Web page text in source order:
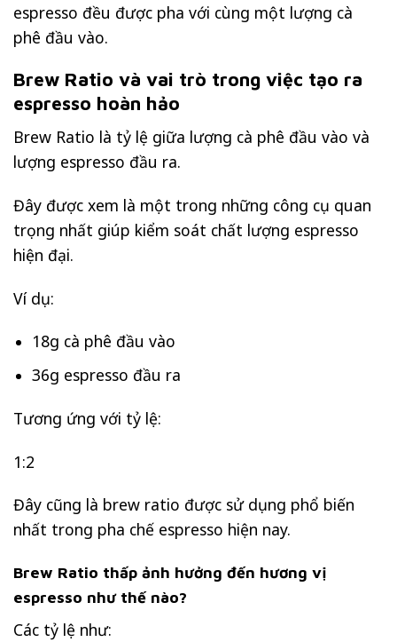
espresso đều được pha với cùng một lượng cà
phê đầu vào.
Brew Ratio và vai trò trong việc tạo ra
espresso hoàn hảo
Brew Ratio là tỷ lệ giữa lượng cà phê đầu vào và
lượng espresso đầu ra.
Đây được xem là một trong những công cụ quan
trọng nhất giúp kiểm soát chất lượng espresso
hiện đại.
Ví dụ:
18g cà phê đầu vào
36g espresso đầu ra
Tương ứng với tỷ lệ:
1:2
Đây cũng là brew ratio được sử dụng phổ biến
nhất trong pha chế espresso hiện nay.
Brew Ratio thấp ảnh hưởng đến hương vị
espresso như thế nào?
Các tỷ lệ như: